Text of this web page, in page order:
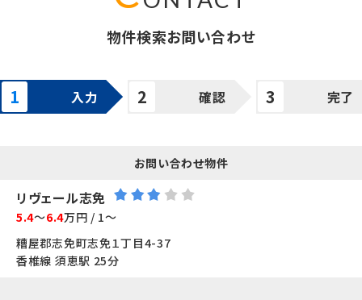
物件検索お問い合わせ
入力 確認 完了
お問い合わせ物件
リヴェール志免
5.4～6.4万円 / 1～
糟屋郡志免町志免１丁目4-37
香椎線 須恵駅 25分